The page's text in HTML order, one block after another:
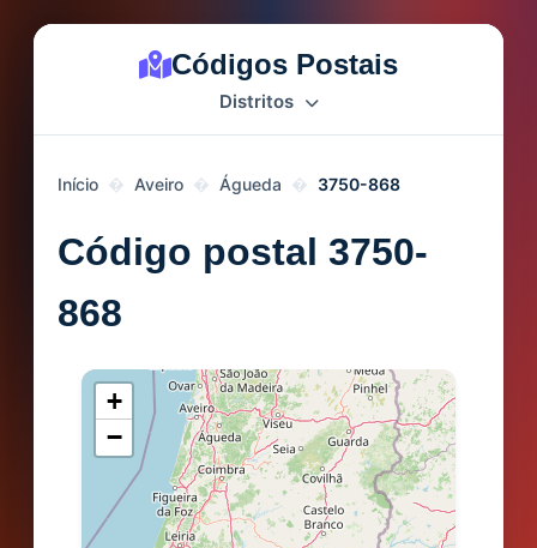
Códigos Postais
Distritos
Início Aveiro Águeda 3750-868
Código postal 3750-
868
+
−